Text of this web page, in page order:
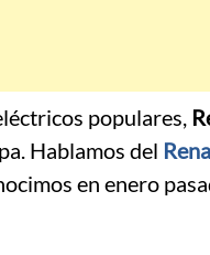
populares,
Hablamos del
en enero